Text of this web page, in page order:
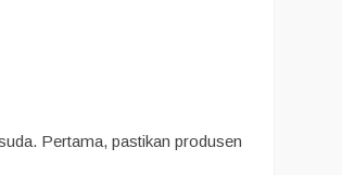
Pertama, pastikan produsen